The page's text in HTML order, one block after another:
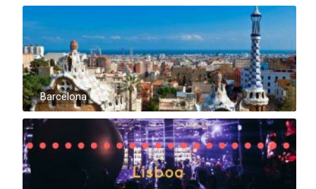
Barcelona